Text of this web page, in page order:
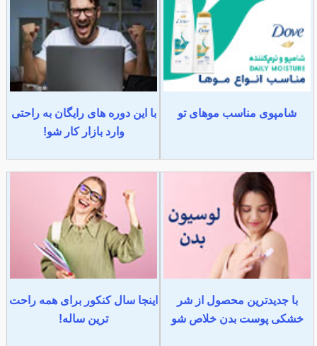
شامپوی مناسب موهای تو
با این دوره های رایگان به راحتی
وارد بازار کار شو!
با جدیدترین محصول از شر
خشکی پوست بدن خلاص شو
اینجا سال کنکور برای همه راحت
ترین ساله!